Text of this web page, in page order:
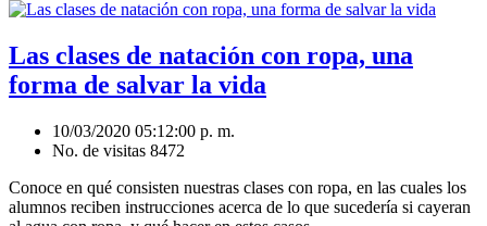
Las clases de natación con ropa, una
forma de salvar la vida
10/03/2020 05:12:00 p. m.
No. de visitas 8472
Conoce en qué consisten nuestras clases con ropa, en las cuales los
alumnos reciben instrucciones acerca de lo que sucedería si cayeran